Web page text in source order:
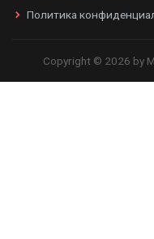
Политика
Copyright © 2026 by